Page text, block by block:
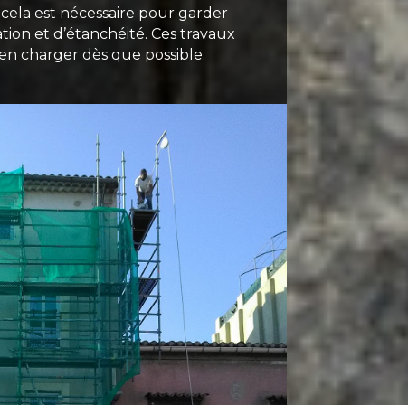
est nécessaire pour garder
et d’étanchéité. Ces travaux
charger dès que possible.